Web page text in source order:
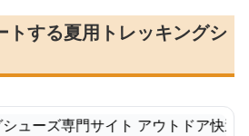
トする夏用トレッキングシ